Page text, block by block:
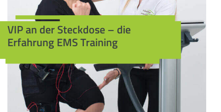
VIP an der Steckdose – die
Erfahrung EMS Training